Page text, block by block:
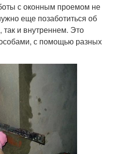
с оконным проемом не
еще позаботиться об
и внутреннем. Это
с помощью разных